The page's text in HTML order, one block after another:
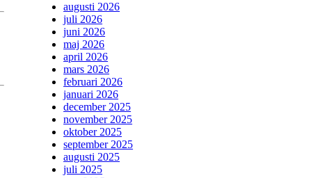
augusti 2026
juli 2026
juni 2026
maj 2026
april 2026
mars 2026
februari 2026
januari 2026
december 2025
november 2025
oktober 2025
september 2025
augusti 2025
juli 2025